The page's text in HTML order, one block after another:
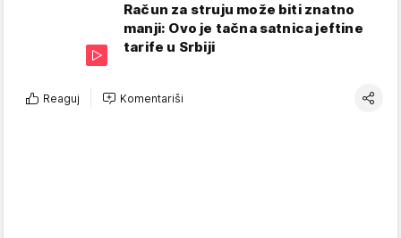
Račun za struju može biti znatno
manji: Ovo je tačna satnica jeftine
tarife u Srbiji
Reaguj Komentariši